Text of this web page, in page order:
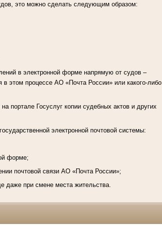
это можно сделать следующим образом:
в электронной форме напрямую от судов –
в этом процессе АО «Почта России» или какого-либо
портале Госуслуг копии судебных актов и других
электронной почтовой системы:
форме;
почтовой связи АО «Почта России»;
даже при смене места жительства.